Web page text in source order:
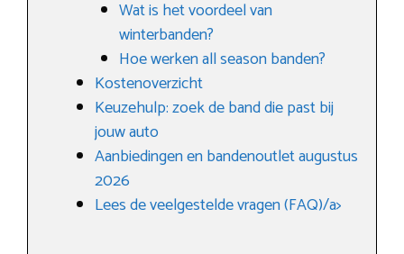
Wat is het voordeel van
winterbanden?
Hoe werken all season banden?
Kostenoverzicht
Keuzehulp: zoek de band die past bij
jouw auto
Aanbiedingen en bandenoutlet augustus
2026
Lees de veelgestelde vragen (FAQ)/a>